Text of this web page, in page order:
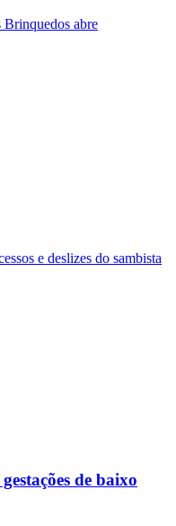
abre
e deslizes do sambista
de baixo